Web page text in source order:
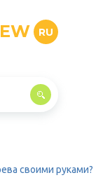
RU
своими руками?